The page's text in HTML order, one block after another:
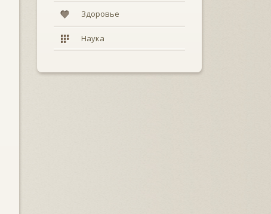
Здоровье
Наука